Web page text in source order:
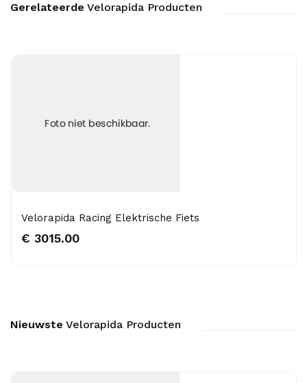
Gerelateerde Velorapida Producten
Velorapida Racing Elektrische Fiets
€ 3015.00
Nieuwste Velorapida Producten